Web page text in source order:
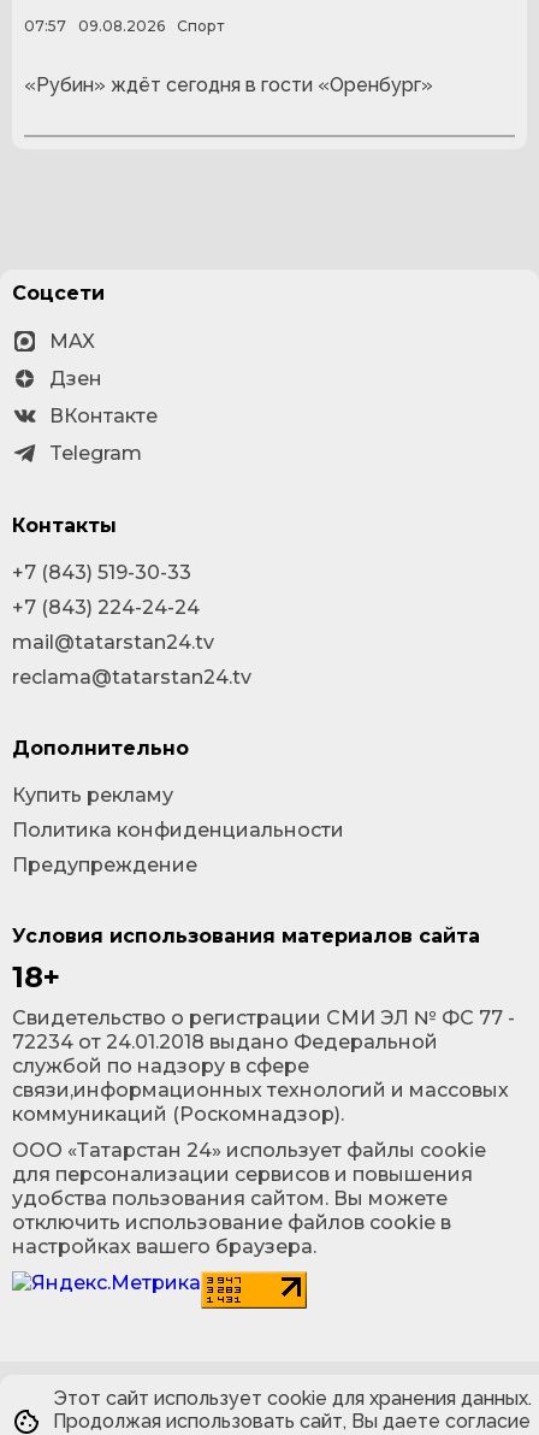
07:57 09.08.2026 Спорт
«Рубин» ждёт сегодня в гости «Оренбург»
Условия использования материалов сайта
18+
Cвидетельство о регистрации СМИ ЭЛ № ФС 77 -
72234 от 24.01.2018 выдано Федеральной
службой по надзору в сфере
связи,информационных технологий и массовых
коммуникаций (Роскомнадзор).
ООО «Татарстан 24» использует файлы cookie
для персонализации сервисов и повышения
удобства пользования сайтом. Вы можете
отключить использование файлов cookie в
настройках вашего браузера.
Соцсети
MAX
Дзен
ВКонтакте
Telegram
Контакты
+7 (843) 519-30-33
+7 (843) 224-24-24
mail@tatarstan24.tv
reclama@tatarstan24.tv
Дополнительно
Купить рекламу
Политика конфиденциальности
Предупреждение
Этот сайт использует cookie для хранения данных.
Продолжая использовать сайт, Вы даете согласие